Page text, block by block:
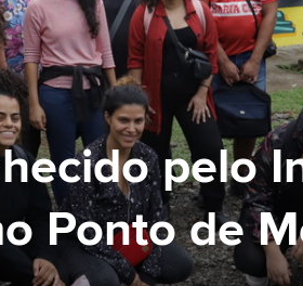
pelo
Ponto de